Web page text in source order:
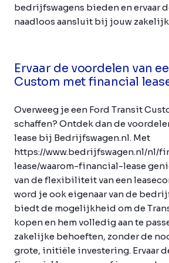
bedrijfswagens bieden en ervaar
naadloos aansluit bij jouw
Ervaar de voordelen van
Custom met financial
Overweeg je een Ford Transit
schaffen? Ontdek dan de
lease bij Bedrijfswagen.nl. Met
https://www.bedrijfswagen.nl/nl/
lease/waarom-financial-lease
van de flexibiliteit van een
word je ook eigenaar van de
biedt de mogelijkheid om de
kopen en hem volledig aan te
zakelijke behoeften, zonder de
grote, initiële investering. Ervaar